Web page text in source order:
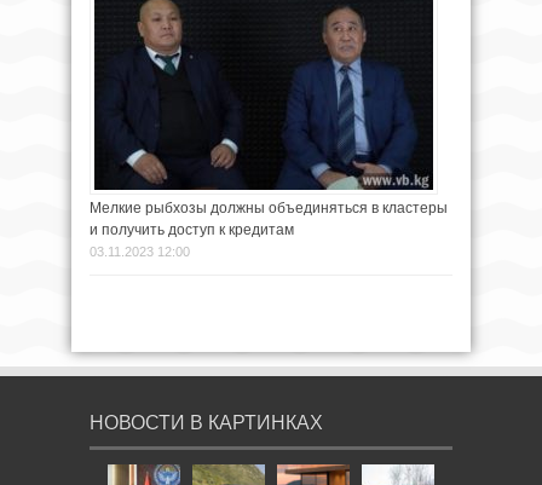
Мелкие рыбхозы должны объединяться в кластеры
и получить доступ к кредитам
03.11.2023 12:00
НОВОСТИ В КАРТИНКАХ